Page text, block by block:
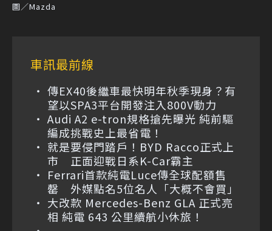
圖／Mazda
車訊最前線
傳EX40後繼車最快明年秋季現身？有
望以SPA3平台開發注入800V動力
Audi A2 e-tron規格搶先曝光 純前驅
編成挑戰史上最省電！
就是要侵門踏戶！BYD Racco正式上
市 正面迎戰日系K-Car霸主
Ferrari首款純電Luce傳全球配額售
罄 外媒點名5位名人「大概不會買」
大改款 Mercedes-Benz GLA 正式亮
相 純電 643 公里續航小休旅！